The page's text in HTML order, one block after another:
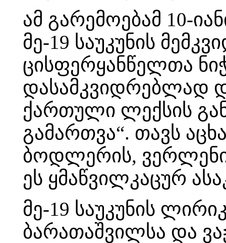
ამ გარემოებამ 10-
მე-19 საუკუნის
ცისფერყანწელთა
დასამკვიდრებლად
ქართული ლექსის
გამართვა“. თავს
ბოდლერის,
ეს ყმაწვილკაცურ
მე-19 საუკუნის
ბარათაშვილსა და